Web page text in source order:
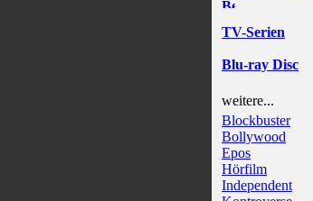
TV-Serien
Blu-ray Disc
weitere...
Blockbuster
Bollywood
Epos
Hörfilm
Independent